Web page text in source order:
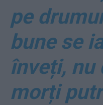
pe
bune se
înveți, nu
morți